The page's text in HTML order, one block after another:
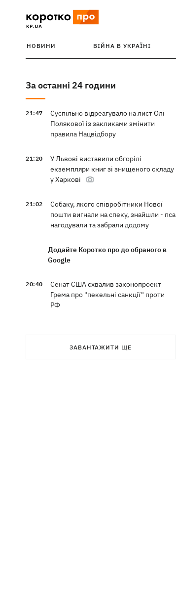
НОВИНИ ВІЙНА В УКРАЇНІ
За останні 24 години
21:47
Суспільно відреагувало на лист Олі
Полякової із закликами змінити
правила Нацвідбору
21:20
У Львові виставили обгорілі
екземпляри книг зі знищеного складу
у Харкові
21:02
Собаку, якого співробітники Нової
пошти вигнали на спеку, знайшли - пса
нагодували та забрали додому
Додайте Коротко про до обраного в
Google
20:40
Сенат США схвалив законопроект
Грема про "пекельні санкції" проти
РФ
ЗАВАНТАЖИТИ ЩЕ